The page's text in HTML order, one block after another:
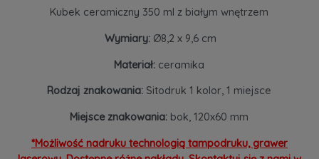
Kubek ceramiczny 350 ml z białym wnętrzem
Wymiary: Ø8,2 x 9,6 cm
Materiał: ceramika
Rodzaj znakowania: Sitodruk 1 kolor, 1 miejsce
Miejsce znakowania: bok, 120x60 mm
*Możliwość nadruku technologią tampodruku, grawer